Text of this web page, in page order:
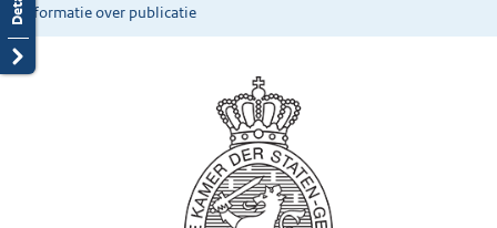
Informatie over publicatie